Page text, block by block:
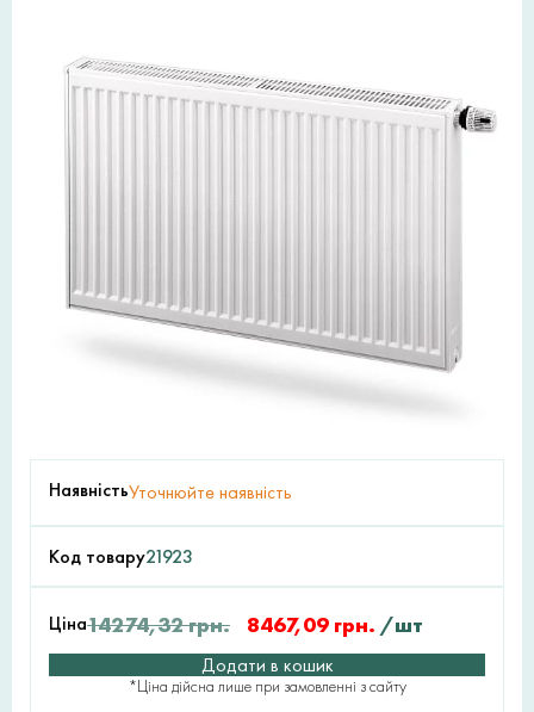
НаявністьУточнюйте наявність
Код товару21923
Ціна14274,32грн. 8467,09 грн. /шт
Додати в кошик
*Ціна дійсна лише при замовленні з сайту